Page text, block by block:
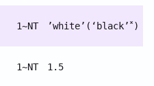
1~NT ’white’(‘black’ * )
1~NT 1.5